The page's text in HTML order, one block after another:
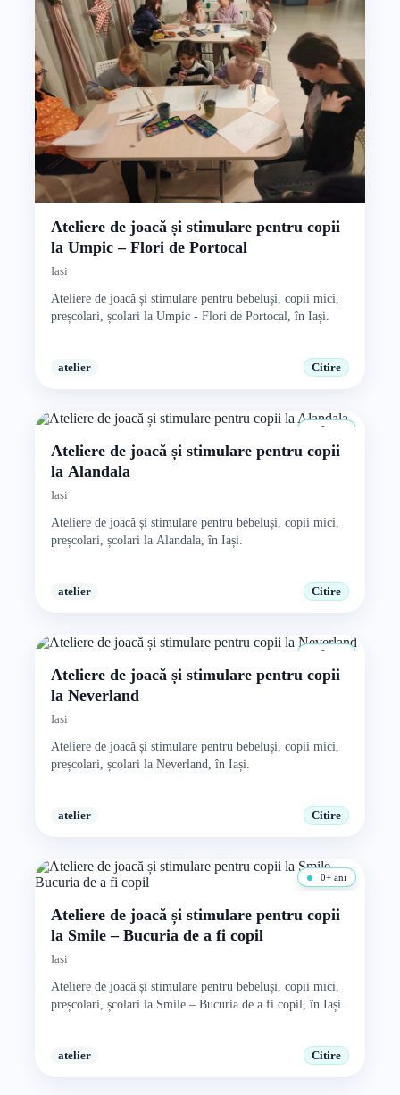
Ateliere de joacă și stimulare pentru copii
la Umpic – Flori de Portocal
Iași
Ateliere de joacă și stimulare pentru bebeluși, copii mici,
preșcolari, școlari la Umpic - Flori de Portocal, în Iași.
atelier Citire
0+ ani
Ateliere de joacă și stimulare pentru copii
la Alandala
Iași
Ateliere de joacă și stimulare pentru bebeluși, copii mici,
preșcolari, școlari la Alandala, în Iași.
atelier Citire
0+ ani
Ateliere de joacă și stimulare pentru copii
la Neverland
Iași
Ateliere de joacă și stimulare pentru bebeluși, copii mici,
preșcolari, școlari la Neverland, în Iași.
atelier Citire
0+ ani
Ateliere de joacă și stimulare pentru copii
la Smile – Bucuria de a fi copil
Iași
Ateliere de joacă și stimulare pentru bebeluși, copii mici,
preșcolari, școlari la Smile – Bucuria de a fi copil, în Iași.
atelier Citire